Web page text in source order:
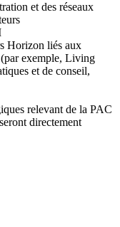
et des réseaux
Horizon liés aux
exemple, Living
et de conseil,
relevant de la PAC
directement